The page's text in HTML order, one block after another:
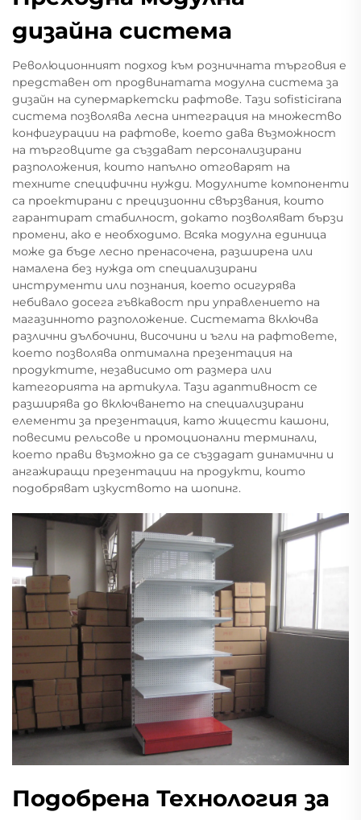
дизайна система
Революционният подход към розничната търговия е
представен от продвинатата модулна система за
дизайн на супермаркетски рафтове. Тази sofisticirana
система позволява лесна интеграция на множество
конфигурации на рафтове, което дава възможност
на търговците да създават персонализирани
разположения, които напълно отговарят на
техните специфични нужди. Модулните компоненти
са проектирани с прецизионни свързвания, които
гарантират стабилност, докато позволяват бързи
промени, ако е необходимо. Всяка модулна единица
може да бъде лесно пренасочена, разширена или
намалена без нужда от специализирани
инструменти или познания, което осигурява
небивало досега гъвкавост при управлението на
магазинното разположение. Системата включва
различни дълбочини, височини и ъгли на рафтовете,
което позволява оптимална презентация на
продуктите, независимо от размера или
категорията на артикула. Тази адаптивност се
разширява до включването на специализирани
елементи за презентация, като жицести кашони,
повесими рельсове и промоционални терминали,
което прави възможно да се създадат динамични и
ангажиращи презентации на продукти, които
подобряват изкуството на шопинг.
Подобрена Технология за